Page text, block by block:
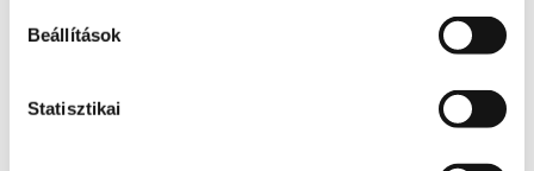
Beállítások
Statisztikai
0 hozzászólás Időrendi sorrendbe rendezve
Státusz